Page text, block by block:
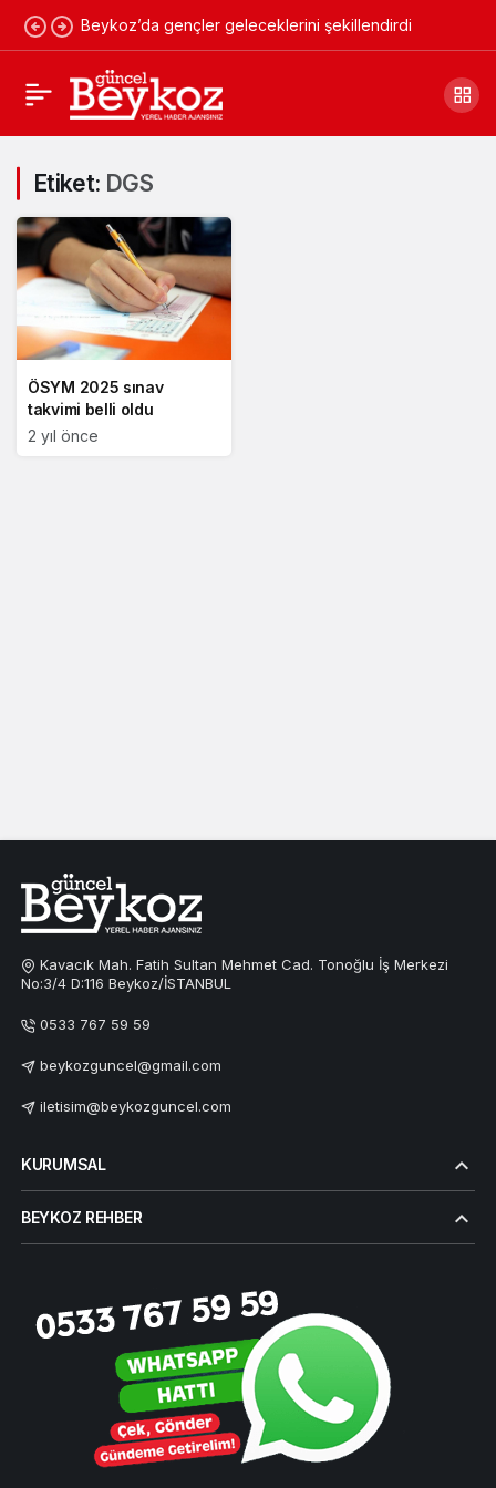
Beykoz’da gençler geleceklerini şekillendirdi
Etiket: DGS
ÖSYM 2025 sınav
takvimi belli oldu
2 yıl önce
Kavacık Mah. Fatih Sultan Mehmet Cad. Tonoğlu İş Merkezi
No:3/4 D:116 Beykoz/İSTANBUL
0533 767 59 59
beykozguncel@gmail.com
iletisim@beykozguncel.com
KURUMSAL
BEYKOZ REHBER